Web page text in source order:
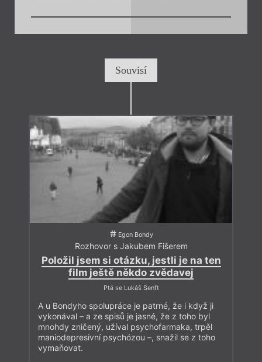
Souvisí
Egon Bondy
Rozhovor s Jakubem Fišerem
Položil jsem si otázku, jestli je na ten
film ještě někdo zvědavej
Ptá se Lukáš Senft
A u Bondyho spolupráce je patrné, že i když ji
vykonával – a ze spisů je jasné, že z toho byl
mnohdy zničený, užíval psychofarmaka, trpěl
maniodepresivní psychózou –, snažil se z toho
vymaňovat.